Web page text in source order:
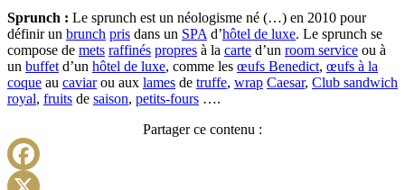
Sprunch : Le sprunch est un néologisme né (…) en 2010 pour
définir un brunch pris dans un SPA d’hôtel de luxe. Le sprunch se
compose de mets raffinés propres à la carte d’un room service ou à
un buffet d’un hôtel de luxe, comme les œufs Benedict, œufs à la
coque au caviarou aux lames de truffe, wrap Caesar, Club sandwich
royal, fruits de saison, petits-fours ….
Partager ce contenu :